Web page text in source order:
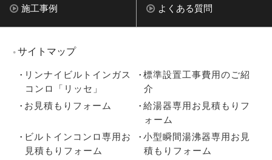
施工事例 よくある質問
サイトマップ
リンナイビルトインガス
コンロ「リッセ」
標準設置工事費用のご紹
介
お見積もりフォーム
給湯器専用お見積もりフ
ォーム
ビルトインコンロ専用お
見積もりフォーム
小型瞬間湯沸器専用お見
積もりフォーム